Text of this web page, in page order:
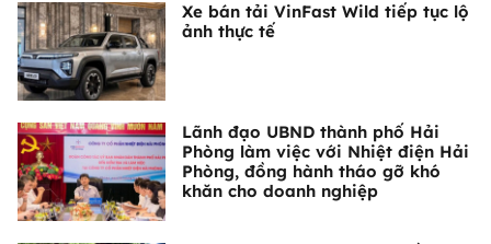
Xe bán tải VinFast Wild tiếp tục lộ
ảnh thực tế
Lãnh đạo UBND thành phố Hải
Phòng làm việc với Nhiệt điện Hải
Phòng, đồng hành tháo gỡ khó
khăn cho doanh nghiệp